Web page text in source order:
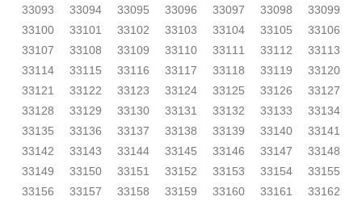
33093
33094 33095 33096 33097 33098
33099
33100
33101 33102 33103 33104 33105
33106
33107
33108 33109 33110 33111 33112
33113
33114
33115 33116 33117 33118 33119
33120
33121
33122 33123 33124 33125 33126
33127
33128
33129 33130 33131 33132 33133
33134
33135
33136 33137 33138 33139 33140
33141
33142
33143 33144 33145 33146 33147
33148
33149
33150 33151 33152 33153 33154
33155
33156
33157 33158 33159 33160 33161
33162